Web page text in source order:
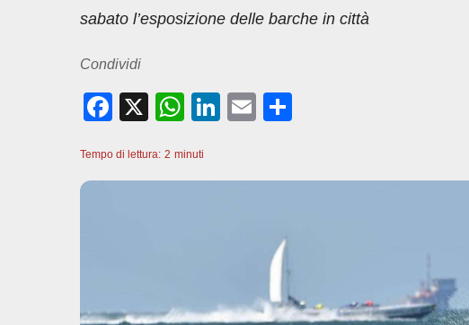
sabato l’esposizione delle barche in città
Condividi
F
c
k
X
W
at
Li
E
Tempo di lettura: 2 minuti